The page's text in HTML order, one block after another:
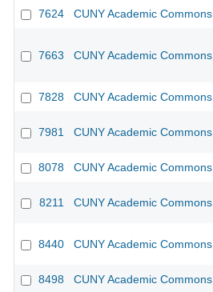
7624 CUNY Academic Commons
7663 CUNY Academic Commons
7828 CUNY Academic Commons
7981 CUNY Academic Commons
8078 CUNY Academic Commons
8211 CUNY Academic Commons
8440 CUNY Academic Commons
8498 CUNY Academic Commons